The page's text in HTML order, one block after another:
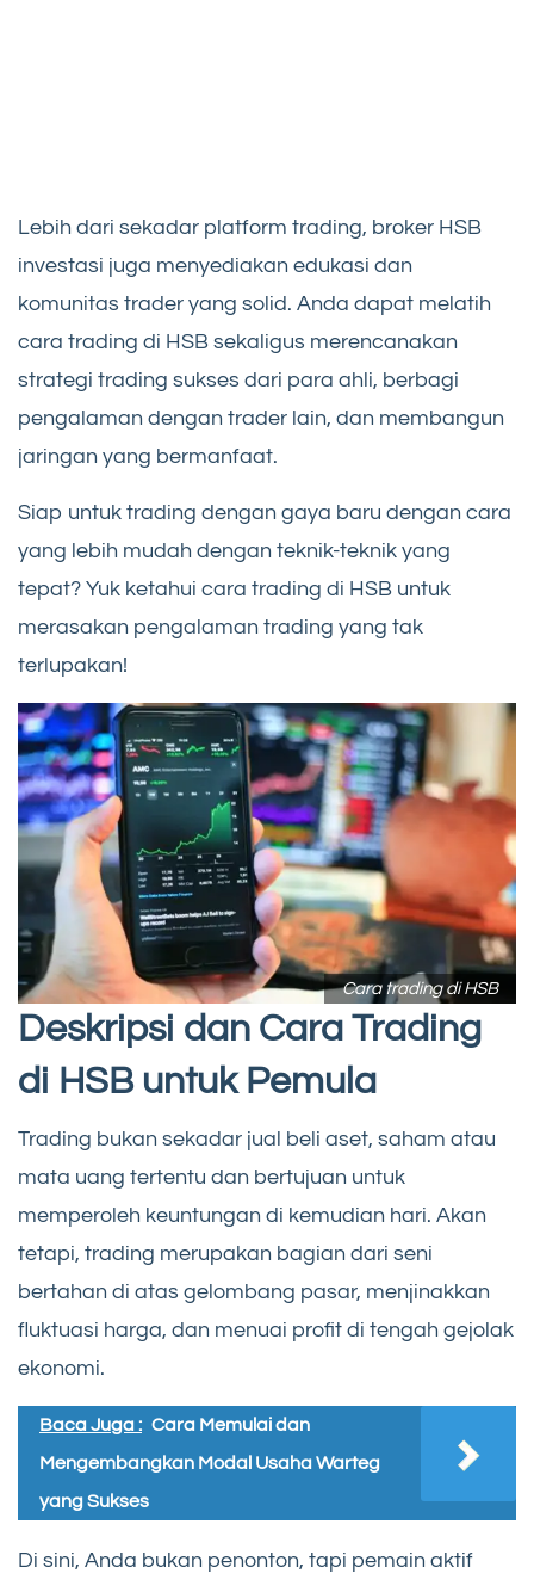
Lebih dari sekadar platform trading, broker HSB
investasi juga menyediakan edukasi dan
komunitas trader yang solid. Anda dapat melatih
cara trading di HSB sekaligus merencanakan
strategi trading sukses dari para ahli, berbagi
pengalaman dengan trader lain, dan membangun
jaringan yang bermanfaat.
Siap untuk trading dengan gaya baru dengan cara
yang lebih mudah dengan teknik-teknik yang
tepat? Yuk ketahui cara trading di HSB untuk
merasakan pengalaman trading yang tak
terlupakan!
Cara trading di HSB
Deskripsi dan Cara Trading
di HSB untuk Pemula
Trading bukan sekadar jual beli aset, saham atau
mata uang tertentu dan bertujuan untuk
memperoleh keuntungan di kemudian hari. Akan
tetapi, trading merupakan bagian dari seni
bertahan di atas gelombang pasar, menjinakkan
fluktuasi harga, dan menuai profit di tengah gejolak
ekonomi.
Baca Juga : Cara Memulai dan
Mengembangkan Modal Usaha Warteg
yang Sukses
Di sini, Anda bukan penonton, tapi pemain aktif